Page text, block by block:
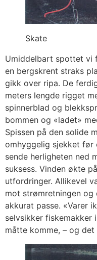
Skate
Umiddelbart spottet vi
en bergskrent straks
gikk over ripa. De
meters lengde rigget
spinnerblad og
bommen og «ladet»
Spissen på den solide
omhyggelig sjekket før
sende herligheten ned
suksess. Vinden økte
utfordringer. Allikevel
mot strømretningen
akkurat passe. «Varer
selvsikker fiskemakker
måtte komme, – og det